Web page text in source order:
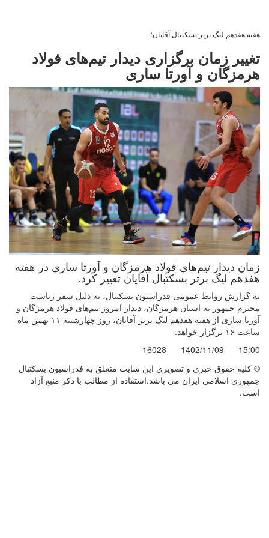
هفته هفدهم لیگ برتر بسکتبال آقایان؛
تغییر زمان برگزاری دیدار تیم‌های فولاد
هرمزگان و آورتا ساری
زمان دیدار تیم‌های فولاد هرمزگان و آورتا ساری در هفته
هفدهم لیگ برتر بسکتبال آقایان تغییر کرد.
به گزارش روابط عمومی فدراسیون بسکتبال، به دلیل سفر ریاست
محترم جمهور به استان هرمزگان، دیدار امروز تیم‌های فولاد هرمزگان و
آورتا ساری از هفته هفدهم لیگ برتر آقایان، روز چهارشنبه ۱۱ بهمن ماه
ساعت ۱۶ برگزار خواهد.
15:00
1402/11/09
16028
© کليه حقوق خبری و تصويری اين سايت متعلق به فدراسیون بسکتبال
جمهوری اسلامی ایران می باشد.استفاده از مطالب با ذكر منبع آزاد
است.